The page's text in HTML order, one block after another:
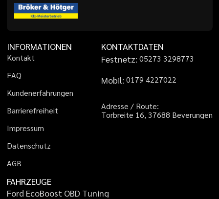
INFORMATIONEN
Kontakt
FAQ
Kundenerfahrungen
Barrierefreiheit
Impressum
Datenschutz
AGB
KONTAKTDATEN
Festnetz: 05273 3298773
Mobil: 01 79 4227022
Adresse / Route:
Torbreite 16, 37688 Beverungen
FAHRZEUGE
Ford EcoBoost OBD Tuning